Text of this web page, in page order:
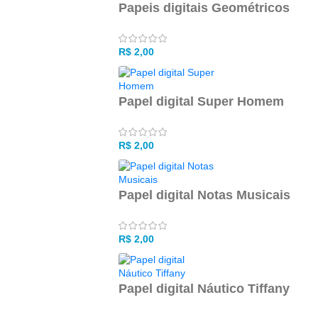
Papeis digitais Geométricos
R$2,00
Papel digital Super Homem
R$2,00
Papel digital Notas Musicais
R$2,00
Papel digital Náutico Tiffany